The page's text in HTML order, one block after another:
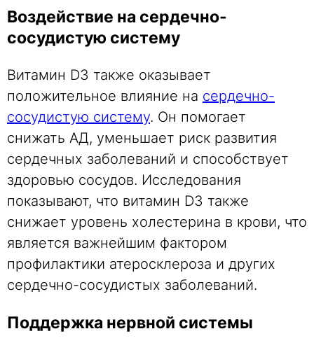
Воздействие на сердечно-
сосудистую систему
Витамин D3 также оказывает
положительное влияние на сердечно-
сосудистую систему. Он помогает
снижать АД, уменьшает риск развития
сердечных заболеваний и способствует
здоровью сосудов. Исследования
показывают, что витамин D3 также
снижает уровень холестерина в крови, что
является важнейшим фактором
профилактики атеросклероза и других
сердечно-сосудистых заболеваний.
Поддержка нервной системы